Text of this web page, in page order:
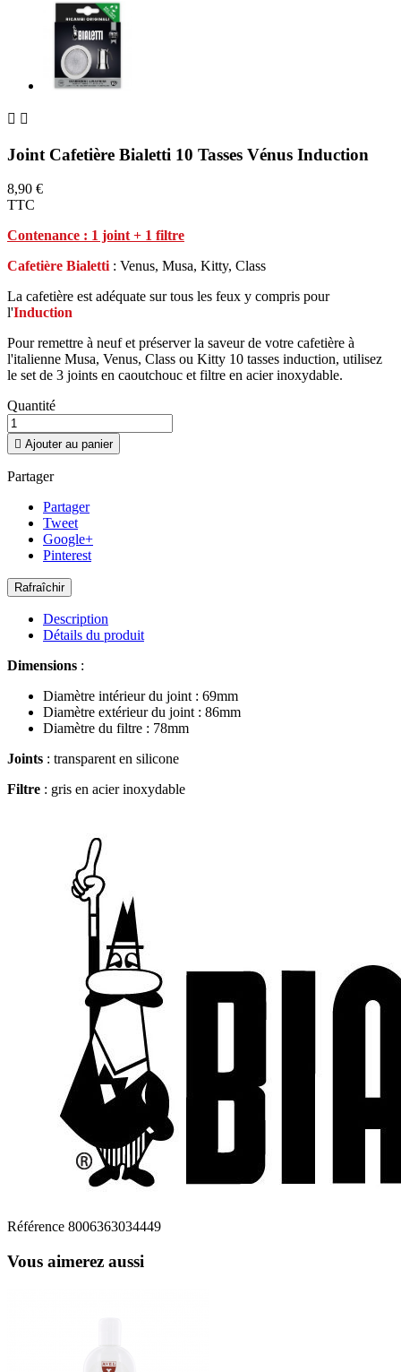
 
Joint Cafetière Bialetti 10 Tasses Vénus Induction
8,90 €
TTC
Contenance : 1 joint + 1 filtre
Cafetière Bialetti: Venus, Musa, Kitty, Class
La cafetière est adéquate sur tous les feux y compris pour
l'Induction
Pour remettre à neuf et préserver la saveur de votre cafetière à
l'italienne Musa, Venus, Class ou Kitty 10 tasses induction, utilisez
le set de 3 joints en caoutchouc et filtre en acier inoxydable.
Quantité
 Ajouter au panier
Partager
Partager
Tweet
Google+
Pinterest
Description
Détails du produit
Dimensions :
Diamètre intérieur du joint : 69mm
Diamètre extérieur du joint : 86mm
Diamètre du filtre : 78mm
Joints : transparent en silicone
Filtre : gris en acier inoxydable
Référence 8006363034449
Vous aimerez aussi